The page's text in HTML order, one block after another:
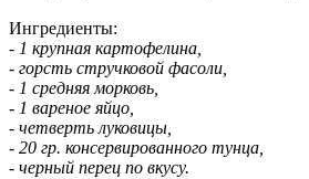
Ингредиенты:
- 1 крупная картофелина,
- горсть стручковой фасоли,
- 1 средняя морковь,
- 1 вареное яйцо,
- четверть луковицы,
- 20 гр. консервированного тунца,
- черный перец по вкусу.